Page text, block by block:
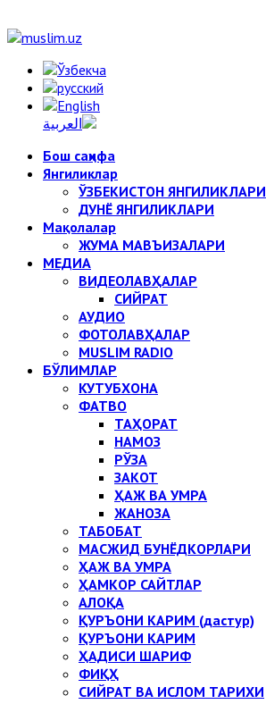
Бош саҳифа
Янгиликлар
ЎЗБЕКИСТОН ЯНГИЛИКЛАРИ
ДУНЁ ЯНГИЛИКЛАРИ
Мақолалар
ЖУМА МАВЪИЗАЛАРИ
МЕДИА
ВИДЕОЛАВҲАЛАР
СИЙРАТ
АУДИО
ФОТОЛАВҲАЛАР
MUSLIM RADIO
БЎЛИМЛАР
КУТУБХОНА
ФАТВО
ТАҲОРАТ
НАМОЗ
РЎЗА
ЗАКОТ
ҲАЖ ВА УМРА
ЖАНОЗА
ТАБОБАТ
МАСЖИД БУНЁДКОРЛАРИ
ҲАЖ ВА УМРА
ҲАМКОР САЙТЛАР
АЛОҚА
ҚУРЪОНИ КАРИМ (дастур)
ҚУРЪОНИ КАРИМ
ҲАДИСИ ШАРИФ
ФИҚҲ
СИЙРАТ ВА ИСЛОМ ТАРИХИ